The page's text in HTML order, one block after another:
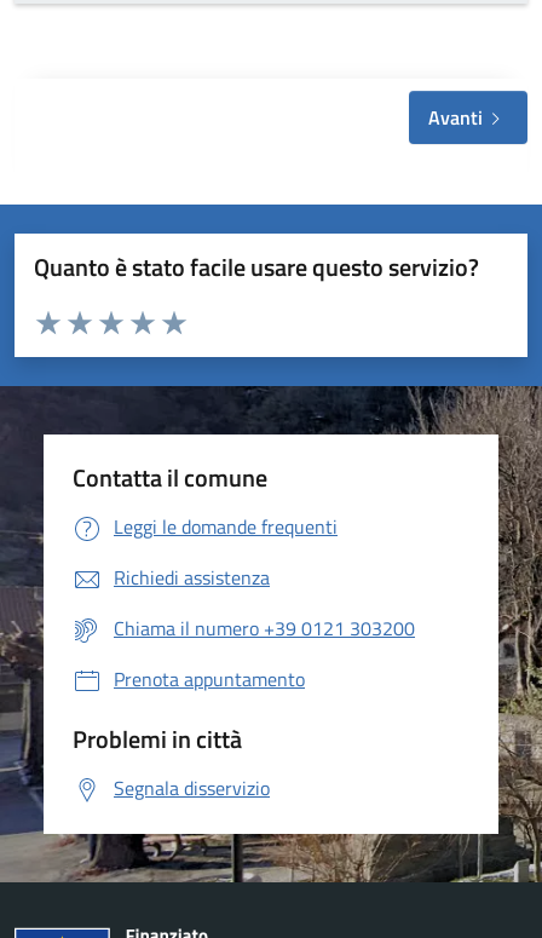
Avanti
Quanto è stato facile usare questo servizio?
Valuta da 1 a 5 stelle la pagina
Valuta 5 stelle su 5
Valuta 4 stelle su 5
Valuta 3 stelle su 5
Valuta 2 stelle su 5
Valuta 1 stelle su 5
Contatta il comune
Leggi le domande frequenti
Richiedi assistenza
Chiama il numero +39 0121 303200
Prenota appuntamento
Problemi in città
Segnala disservizio